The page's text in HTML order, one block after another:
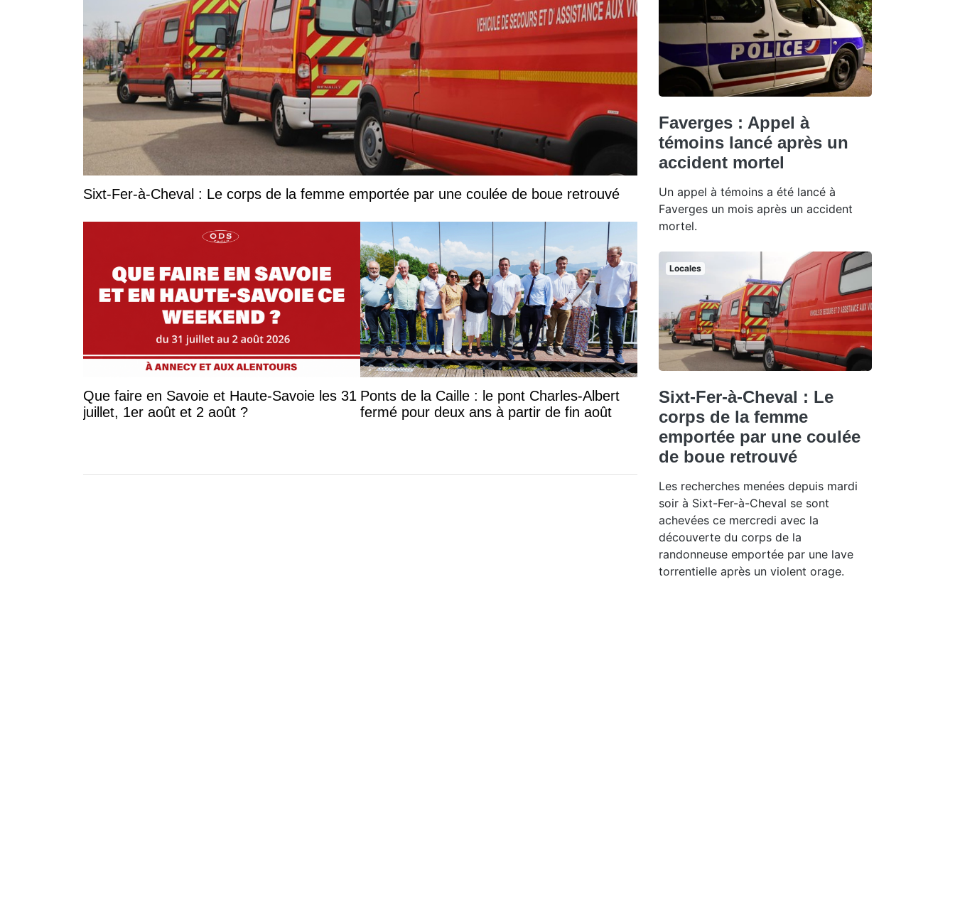
Sixt-Fer-à-Cheval : Le corps de la femme emportée par une coulée de boue retrouvé
Que faire en Savoie et Haute-Savoie les 31
juillet, 1er août et 2 août ?
Ponts de la Caille : le pont Charles-Albert
fermé pour deux ans à partir de fin août
Faverges : Appel à
témoins lancé après un
accident mortel
Un appel à témoins a été lancé à
Faverges un mois après un accident
mortel.
Locales
Sixt-Fer-à-Cheval : Le
corps de la femme
emportée par une coulée
de boue retrouvé
Les recherches menées depuis mardi
soir à Sixt-Fer-à-Cheval se sont
achevées ce mercredi avec la
découverte du corps de la
randonneuse emportée par une lave
torrentielle après un violent orage.